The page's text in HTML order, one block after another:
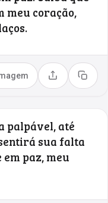
meu coração,
Compartilhar
Copiar
palpável, até
sua falta
em paz, meu